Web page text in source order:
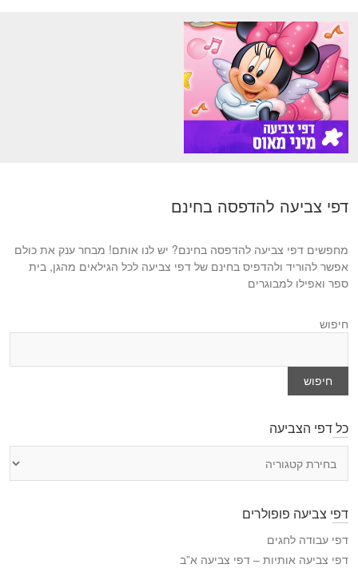
דפי צביעה להדפסה בחינם
מחפשים דפי צביעה להדפסה בחינם? יש לנו אותם! מבחר ענק את כולם
אפשר להוריד ולהדפיס בחינם של דפי צביעה לכל הגילאים מהגן, בית
ספר ואפילו למבוגרים
חיפוש
חיפוש
כל דפי הצביעה
י
ה
צ
דפי צביעה פופולרים
דפי עבודה לחגים
דפי צביעה אותיות – דפי צביעה א”ב